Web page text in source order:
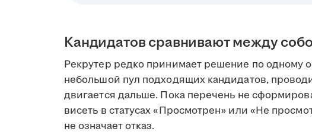
Кандидатов сравнивают между
Рекрутер редко принимает решение по одному
небольшой пул подходящих кандидатов,
двигается дальше. Пока перечень не
висеть в статусах «Просмотрен» или «Не
не означает отказ.